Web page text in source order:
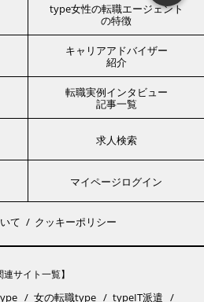
type女性の転職エージェント
の特徴
キャリアアドバイザー
紹介
転職実例インタビュー
記事一覧
求人検索
マイページログイン
て クッキーポリシー
連サイト一覧】
女の転職type typeIT派遣